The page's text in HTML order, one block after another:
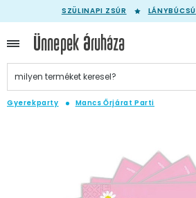
SZÜLINAPI ZSÚR LÁNYBÚCSÚ
Gyerekparty Mancs Őrjárat Parti